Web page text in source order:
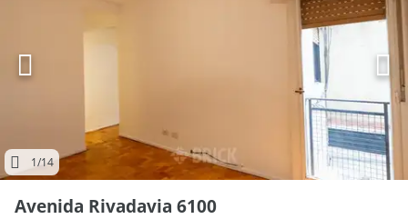
1/14
Avenida Rivadavia 6100